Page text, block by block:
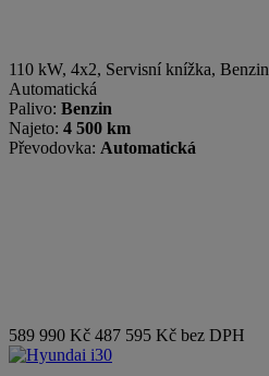
110 kW, 4x2, Servisní knížka, Benzin
Automatická
Palivo: Benzin
Najeto: 4 500 km
Převodovka: Automatická
589 990 Kč 487 595 Kč bez DPH